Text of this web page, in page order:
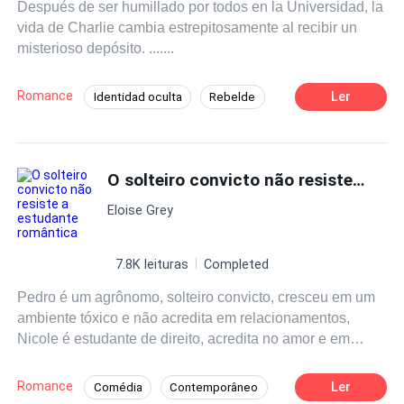
y ella avanza. “Ya nos habíamos visto antes" - siempre se
lo repite. Emilia Vladi y Edu Costa viene de dos mundos
totalmente diferentes. Mientras ella siempre dice pobre el
su hijo, ella se pregunta quién es él... ¿ Qué pasará el día
en que ellos se encuentren?
Después de ser humillado por todos en la Universidad, la
vida de Charlie cambia estrepitosamente al recibir un
misterioso depósito. .......
Romance Identidad oculta Rebelde
Matrimonio por Contrato
POV en primera persona
Ler
O solteiro convicto não resiste a estudante romântica
Eloise Grey
7.8K leituras Completed
Pedro é um agrônomo, solteiro convicto, cresceu em um
ambiente tóxico e não acredita em relacionamentos,
Nicole é estudante de direito, acredita no amor e em
amor sobreviver a dificuldades e segredos do passado,
Romance Comédia Contemporâneo Ler